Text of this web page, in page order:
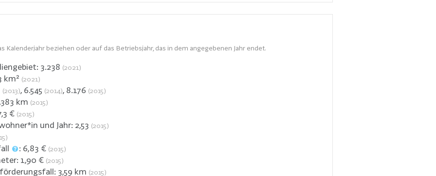
Kalenderjahr beziehen oder auf das Betriebsjahr, das in dem angegebenen Jahr endet.
3.238 (2021)
km² (2021)
(2013), 6.545 (2014), 8.176 (2015)
km (2015)
€ (2015)
und Jahr: 2,53 (2015)
: 6,83 € (2015)
1,90 € (2015)
3,59 km (2015)